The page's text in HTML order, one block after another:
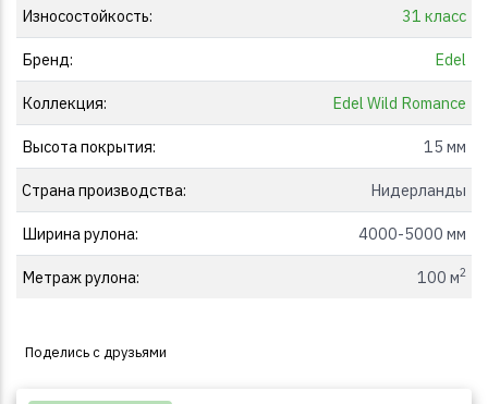
Износостойкость: 31 класс
Бренд: Edel
Коллекция: Edel Wild Romance
Высота покрытия: 15 мм
Страна производства: Нидерланды
Ширина рулона: 4000-5000 мм
Метраж рулона: 100 м2
Поделись с друзьями